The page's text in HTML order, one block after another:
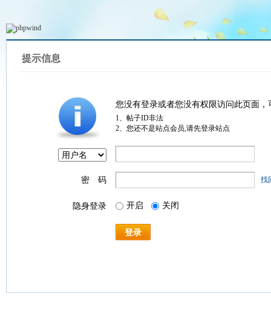
提示信息
您没有登录或者您没有权限访问此页面
1、帖子ID非法
2、您还不是站点会员,请先登录站点
密 码 找
隐身登录 开启 关闭
登录